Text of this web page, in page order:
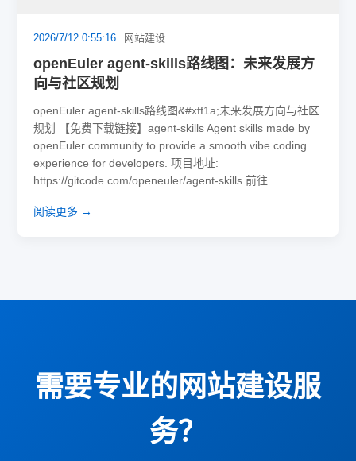
2026/7/12 0:55:16 网站建设
openEuler agent-skills路线图：未来发展方
向与社区规划
openEuler agent-skills路线图&#xff1a;未来发展方向与社区
规划 【免费下载链接】agent-skills Agent skills made by
openEuler community to provide a smooth vibe coding
experience for developers. 项目地址:
https://gitcode.com/openeuler/agent-skills 前往…...
阅读更多 →
需要专业的网站建设服
务？